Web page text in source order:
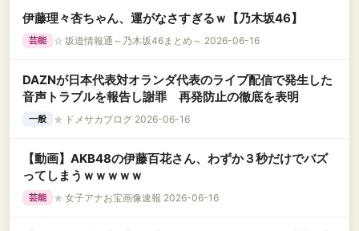
伊藤理々杏ちゃん、運がなさすぎるｗ【乃木坂46】
芸能 ☆ 坂道情報通～乃木坂46まとめ～ 2026-06-16
DAZNが日本代表対オランダ代表のライブ配信で発生した
音声トラブルを報告し謝罪 再発防止の徹底を表明
一般 ★ ドメサカブログ 2026-06-16
【動画】AKB48の伊藤百花さん、わずか３秒だけでバズ
ってしまうｗｗｗｗｗ
芸能 ★ 女子アナお宝画像速報 2026-06-16